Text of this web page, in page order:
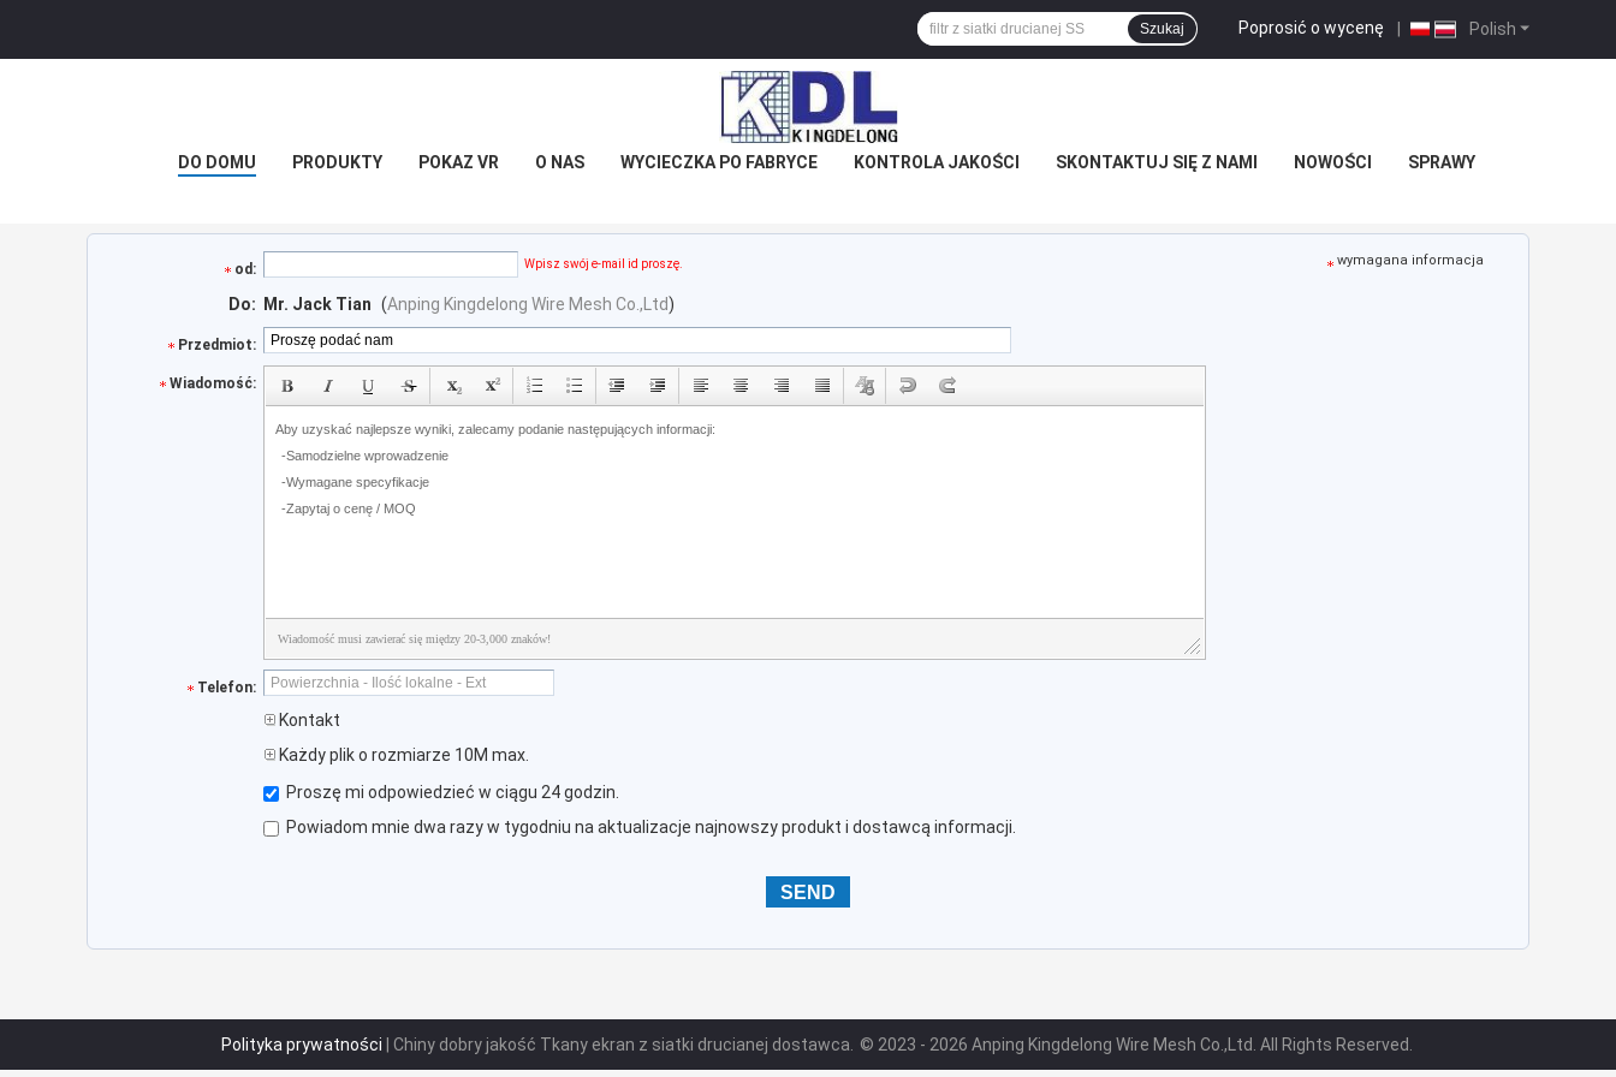
Polish
Poprosić o wycenę |
Szukaj
DO DOMU PRODUKTY POKAZ VR O NAS WYCIECZKA PO FABRYCE KONTROLA JAKOŚCI SKONTAKTUJ SIĘ Z NAMI NOWOŚCI SPRAWY
od: Wpisz swój e-mail id proszę. wymagana informacja
Do: Mr. Jack Tian (Anping Kingdelong Wire Mesh Co.,Ltd)
Przedmiot:
Wiadomość:
Wiadomość musi zawierać się między 20-3,000 znaków!
Telefon:
Kontakt
Każdy plik o rozmiarze 10M max.
Proszę mi odpowiedzieć w ciągu 24 godzin.
Powiadom mnie dwa razy w tygodniu na aktualizacje najnowszy produkt i dostawcą informacji.
Polityka prywatności | Chiny dobry jakość Tkany ekran z siatki drucianej dostawca. © 2023 - 2026 Anping Kingdelong Wire Mesh Co.,Ltd. All Rights Reserved.